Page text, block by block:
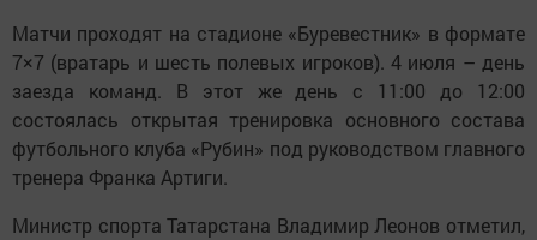
Матчи проходят на стадионе «Буревестник» в формате
7×7 (вратарь и шесть полевых игроков). 4 июля – день
заезда команд. В этот же день с 11:00 до 12:00
состоялась открытая тренировка основного состава
футбольного клуба «Рубин» под руководством главного
тренера Франка Артиги.
Министр спорта Татарстана Владимир Леонов отметил,